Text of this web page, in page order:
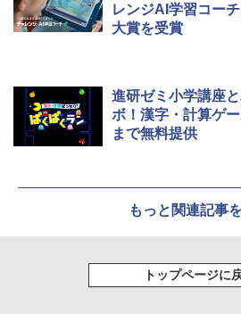
レンジAI学習コー
大賞を受賞
進研ゼミ小学講座
ボ！漢字・計算ゲ
まで無料提供
もっと関連記事
トップページに